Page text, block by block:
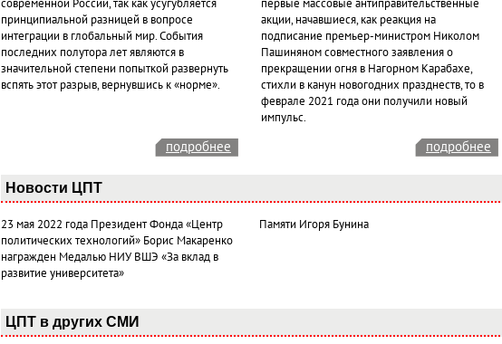
современной России, так как усугубляется
принципиальной разницей в вопросе
интеграции в глобальный мир. События
последних полутора лет являются в
значительной степени попыткой развернуть
вспять этот разрыв, вернувшись к «норме».
первые массовые антиправительственные
акции, начавшиеся, как реакция на
подписание премьер-министром Николом
Пашиняном совместного заявления о
прекращении огня в Нагорном Карабахе,
стихли в канун новогодних празднеств, то в
феврале 2021 года они получили новый
импульс.
подробнее подробнее
Новости ЦПТ
23 мая 2022 года Президент Фонда «Центр
политических технологий» Борис Макаренко
награжден Медалью НИУ ВШЭ «За вклад в
развитие университета»
Памяти Игоря Бунина
ЦПТ в других СМИ